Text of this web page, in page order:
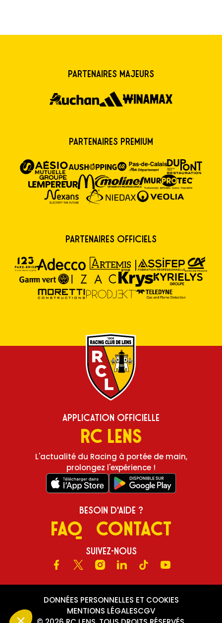
Partenaires majeurs
Partenaires premium
Partenaires Officiels
Application Officielle
RC Lens
L'actualité du Racing à portée de main,
prolongez l'expérience !
Besoin d'aide ?
FAQ Contact
Suivez-nous
Facebook
X InstagramLinkedInTikTokYoutube
DONNÉES PERSONNELLES ET COOKIES
MENTIONS LÉGALESCGV